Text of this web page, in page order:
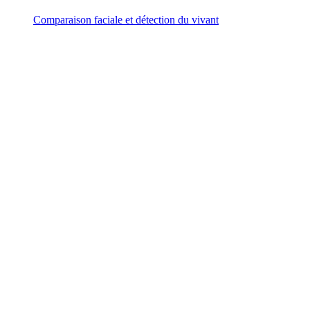
Comparaison faciale et détection du vivant